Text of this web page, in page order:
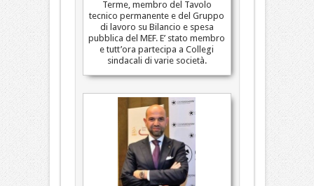
Terme, membro del Tavolo
tecnico permanente e del Gruppo
di lavoro su Bilancio e spesa
pubblica del MEF. E’ stato membro
e tutt’ora partecipa a Collegi
sindacali di varie società.